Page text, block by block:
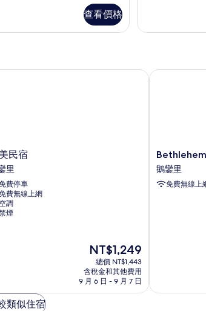
查看價格
片
房
民宿
里
費停車
費無線上網
空調
煙
現
在
價
格
為
NT$1,249
總價 NT$1,443
含稅金和其他費用
9 月 6 日 - 9 月 7 日
宿
Bethlehem
B&B
&
Villa
鵝鑾里
免費無線上
Bethlehem
類似住宿